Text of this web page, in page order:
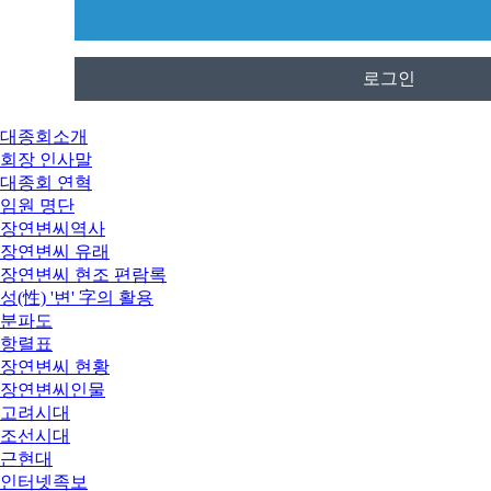
로그인
대종회소개
회장 인사말
대종회 연혁
임원 명단
장연변씨역사
장연변씨 유래
장연변씨 현조 편람록
성(性) '변' 字의 활용
분파도
항렬표
장연변씨 현황
장연변씨인물
고려시대
조선시대
근현대
인터넷족보